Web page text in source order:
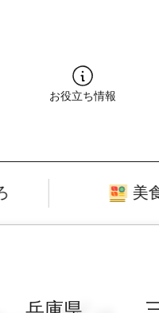
お役立ち情報
美